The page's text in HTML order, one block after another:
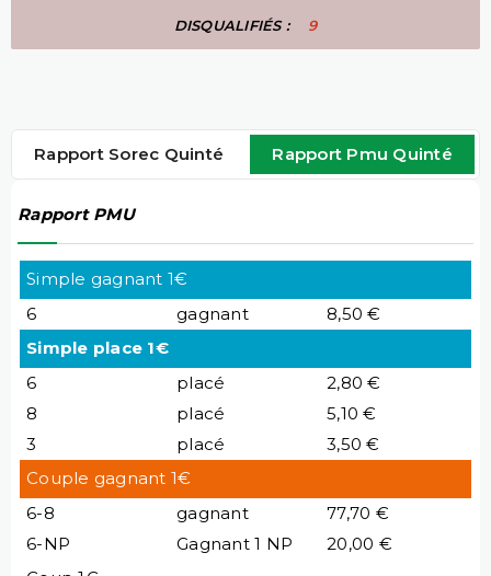
DISQUALIFIÉS : 9
Rapport Sorec Quinté Rapport Pmu Quinté
Rapport PMU
Simple gagnant 1€
6
gagnant
8,50 €
Simple place 1€
6
placé
2,80 €
8
placé
5,10 €
3
placé
3,50 €
Couple gagnant 1€
6-8
gagnant
77,70 €
6-NP
Gagnant 1 NP
20,00 €